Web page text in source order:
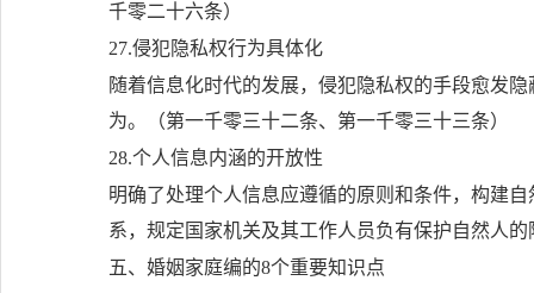
千零二十六条）
27.侵犯隐私权行为具体化
随着信息化时代的发展，侵犯隐私权的手段愈发
为。（第一千零三十二条、第一千零三十三条）
28.个人信息内涵的开放性
明确了处理个人信息应遵循的原则和条件，构建
系，规定国家机关及其工作人员负有保护自然人
五、婚姻家庭编的8个重要知识点